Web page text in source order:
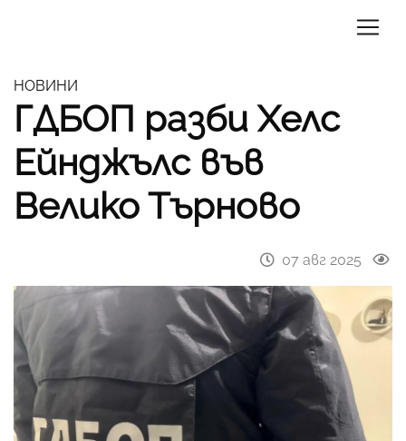
НОВИНИ
ГДБОП разби Хелс
Ейнджълс във
Велико Търново
07 авг 2025